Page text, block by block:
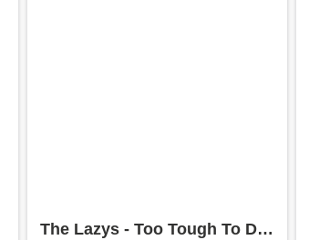
The Lazys - Too Tough To Die